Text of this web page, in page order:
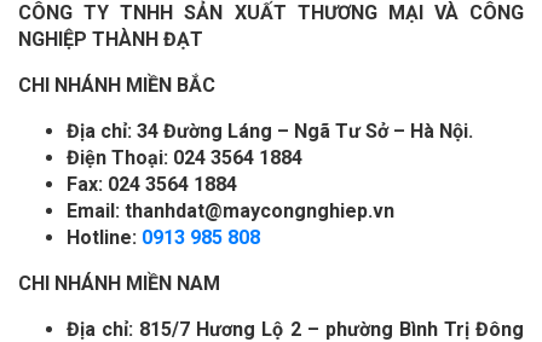
CÔNG TY TNHH SẢN XUẤT THƯƠNG MẠI VÀ CÔNG
NGHIỆP THÀNH ĐẠT
CHI NHÁNH MIỀN BẮC
Địa chỉ: 34 Đường Láng – Ngã Tư Sở – Hà Nội.
Điện Thoại: 024 3564 1884
Fax: 024 3564 1884
Email: thanhdat@maycongnghiep.vn
Hotline: 0913 985 808
CHI NHÁNH MIỀN NAM
Địa chỉ: 815/7 Hương Lộ 2 – phường Bình Trị Đông